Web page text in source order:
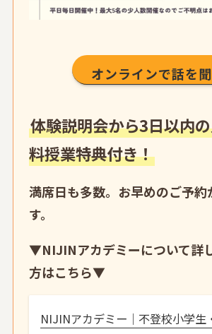
オンラインで話を
体験説明会から3日以内
料授業特典付き！
満席日も多数。お早めのご予約
す。
▼NIJINアカデミーについて詳
方はこちら▼
NIJINアカデミー｜不登校小学生